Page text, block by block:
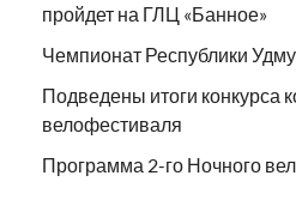
пройдет на ГЛЦ «Банное»
Чемпионат Республики
Подведены итоги конкурса
велофестиваля
Программа 2-го Ночного